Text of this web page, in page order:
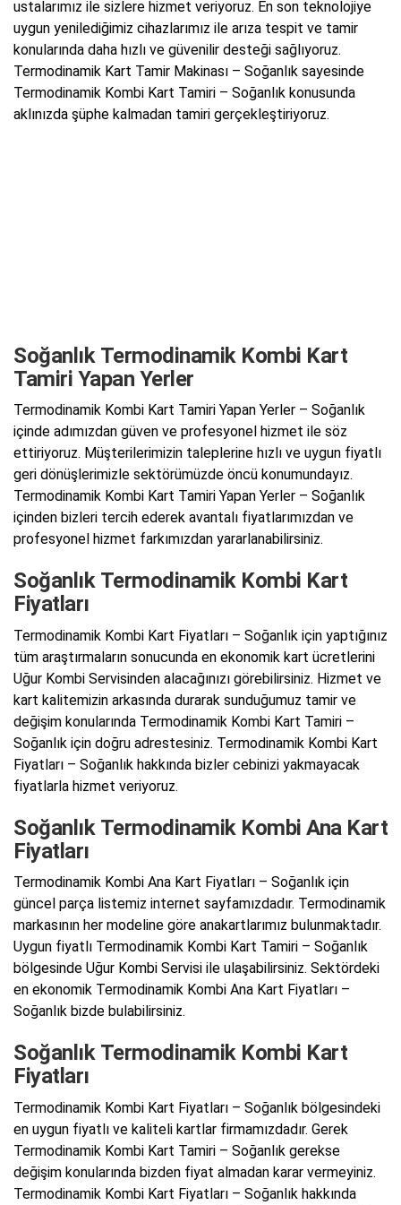
ustalarımız ile sizlere hizmet veriyoruz. En son teknolojiye
uygun yenilediğimiz cihazlarımız ile arıza tespit ve tamir
konularında daha hızlı ve güvenilir desteği sağlıyoruz.
Termodinamik Kart Tamir Makinası – Soğanlık sayesinde
Termodinamik Kombi Kart Tamiri – Soğanlık konusunda
aklınızda şüphe kalmadan tamiri gerçekleştiriyoruz.
Soğanlık Termodinamik Kombi Kart
Tamiri Yapan Yerler
Termodinamik Kombi Kart Tamiri Yapan Yerler – Soğanlık
içinde adımızdan güven ve profesyonel hizmet ile söz
ettiriyoruz. Müşterilerimizin taleplerine hızlı ve uygun fiyatlı
geri dönüşlerimizle sektörümüzde öncü konumundayız.
Termodinamik Kombi Kart Tamiri Yapan Yerler – Soğanlık
içinden bizleri tercih ederek avantalı fiyatlarımızdan ve
profesyonel hizmet farkımızdan yararlanabilirsiniz.
Soğanlık Termodinamik Kombi Kart
Fiyatları
Termodinamik Kombi Kart Fiyatları – Soğanlık için yaptığınız
tüm araştırmaların sonucunda en ekonomik kart ücretlerini
Uğur Kombi Servisinden alacağınızı görebilirsiniz. Hizmet ve
kart kalitemizin arkasında durarak sunduğumuz tamir ve
değişim konularında Termodinamik Kombi Kart Tamiri –
Soğanlık için doğru adrestesiniz. Termodinamik Kombi Kart
Fiyatları – Soğanlık hakkında bizler cebinizi yakmayacak
fiyatlarla hizmet veriyoruz.
Soğanlık Termodinamik Kombi Ana Kart
Fiyatları
Termodinamik Kombi Ana Kart Fiyatları – Soğanlık için
güncel parça listemiz internet sayfamızdadır. Termodinamik
markasının her modeline göre anakartlarımız bulunmaktadır.
Uygun fiyatlı Termodinamik Kombi Kart Tamiri – Soğanlık
bölgesinde Uğur Kombi Servisi ile ulaşabilirsiniz. Sektördeki
en ekonomik Termodinamik Kombi Ana Kart Fiyatları –
Soğanlık bizde bulabilirsiniz.
Soğanlık Termodinamik Kombi Kart
Fiyatları
Termodinamik Kombi Kart Fiyatları – Soğanlık bölgesindeki
en uygun fiyatlı ve kaliteli kartlar firmamızdadır. Gerek
Termodinamik Kombi Kart Tamiri – Soğanlık gerekse
değişim konularında bizden fiyat almadan karar vermeyiniz.
Termodinamik Kombi Kart Fiyatları – Soğanlık hakkında